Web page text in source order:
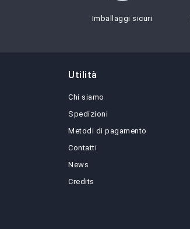
Imballaggi sicuri
Utilità
Chi siamo
Spedizioni
Metodi di pagamento
Contatti
News
Credits